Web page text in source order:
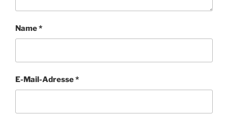
Name*
E-Mail-Adresse*